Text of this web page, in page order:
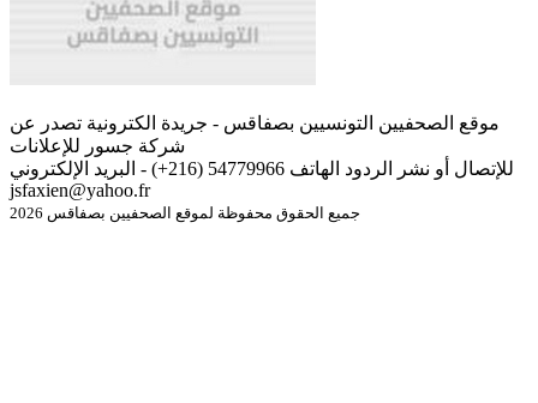
موقع الصحفيين التونسيين بصفاقس - جريدة الكترونية تصدر عن
شركة جسور للإعلانات
للإتصال أو نشر الردود الهاتف 54779966 (216+) - البريد الإلكتروني
jsfaxien@yahoo.fr
جميع الحقوق محفوظة لموقع الصحفيين بصفاقس 2026